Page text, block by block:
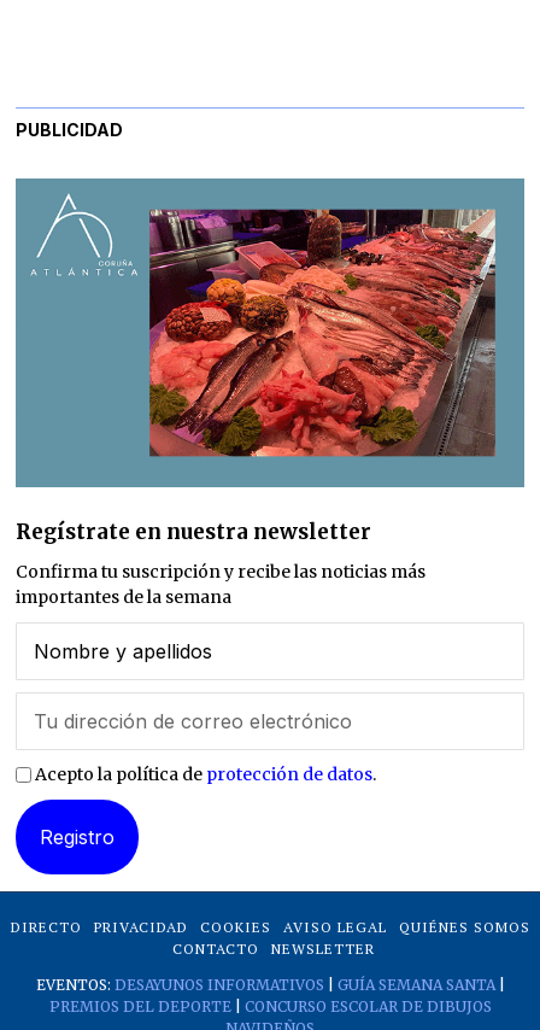
PUBLICIDAD
Regístrate en nuestra newsletter
Confirma tu suscripción y recibe las noticias más
importantes de la semana
Acepto la política de protección de datos.
DIRECTO PRIVACIDAD COOKIES AVISO LEGAL
QUIÉNES SOMOS
CONTACTO
NEWSLETTER
EVENTOS: DESAYUNOS INFORMATIVOS GUÍA SEMANA SANTA|
PREMIOS DEL DEPORTE| CONCURSO ESCOLAR DE DIBUJOS